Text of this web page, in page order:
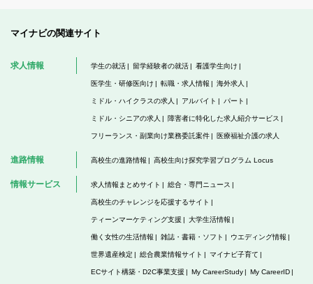
マイナビの関連サイト
求人情報 学生の就活 留学経験者の就活 看護学生向け
医学生・研修医向け 転職・求人情報 海外求人
ミドル・ハイクラスの求人 アルバイト パート
ミドル・シニアの求人 障害者に特化した求人紹介サービス
フリーランス・副業向け業務委託案件 医療福祉介護の求人
進路情報 高校生の進路情報 高校生向け探究学習プログラム Locus
情報サービス 求人情報まとめサイト 総合・専門ニュース
高校生のチャレンジを応援するサイト
ティーンマーケティング支援 大学生活情報
働く女性の生活情報 雑誌・書籍・ソフト ウエディング情報
世界遺産検定 総合農業情報サイト マイナビ子育て
ECサイト構築・D2C事業支援 My CareerStudy My CareerID